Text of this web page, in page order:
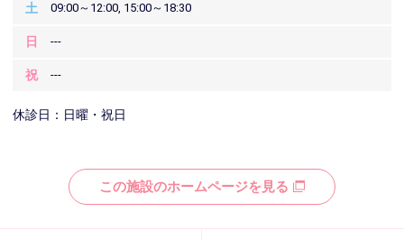
土 09:00～12:00, 15:00～18:30
日 ---
祝 ---
休診日：日曜・祝日
この施設のホームページを見る